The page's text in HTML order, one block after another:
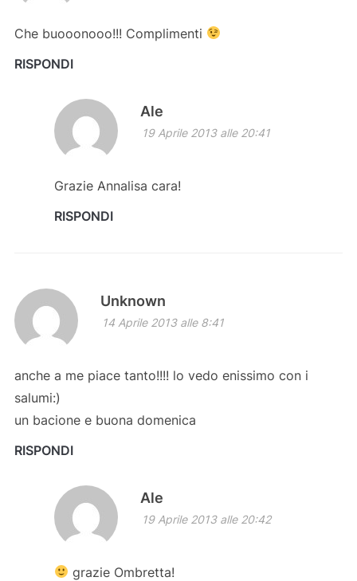
Che buooonooo!!! Complimenti
RISPONDI
Ale
19 Aprile 2013 alle 20:41
Grazie Annalisa cara!
RISPONDI
Unknown
14 Aprile 2013 alle 8:41
anche a me piace tanto!!!! lo vedo enissimo con i
salumi:)
un bacione e buona domenica
RISPONDI
Ale
19 Aprile 2013 alle 20:42
grazie Ombretta!